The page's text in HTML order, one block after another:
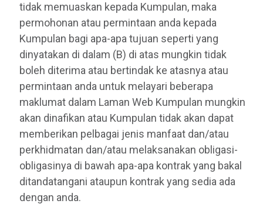
tidak memuaskan kepada Kumpulan, maka
permohonan atau permintaan anda kepada
Kumpulan bagi apa-apa tujuan seperti yang
dinyatakan di dalam (B) di atas mungkin tidak
boleh diterima atau bertindak ke atasnya atau
permintaan anda untuk melayari beberapa
maklumat dalam Laman Web Kumpulan mungkin
akan dinafikan atau Kumpulan tidak akan dapat
memberikan pelbagai jenis manfaat dan/atau
perkhidmatan dan/atau melaksanakan obligasi-
obligasinya di bawah apa-apa kontrak yang bakal
ditandatangani ataupun kontrak yang sedia ada
dengan anda.